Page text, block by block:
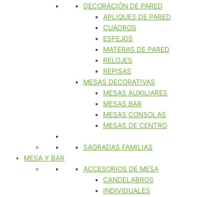
DECORACIÓN DE PARED
APLIQUES DE PARED
CUADROS
ESPEJOS
MATERAS DE PARED
RELOJES
REPISAS
MESAS DECORATIVAS
MESAS AUXILIARES
MESAS BAR
MESAS CONSOLAS
MESAS DE CENTRO
SAGRADAS FAMILIAS
MESA Y BAR
ACCESORIOS DE MESA
CANDELABROS
INDIVIDUALES